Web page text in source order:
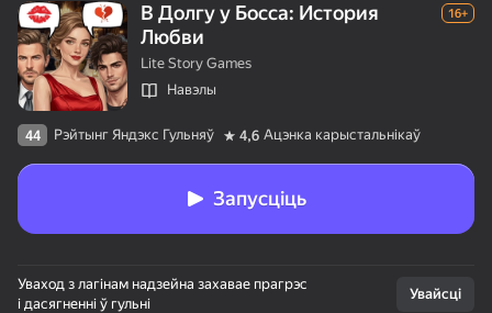
В Долгу у Босса: История
Любви
16+
Lite Story Games
Навэлы
44 Рэйтынг Яндэкс Гульняў 4,6 Ацэнка карыстальнікаў
Запусціць
Уваход з лагінам надзейна захавае прагрэс
і дасягненні ў гульні
Увайсці